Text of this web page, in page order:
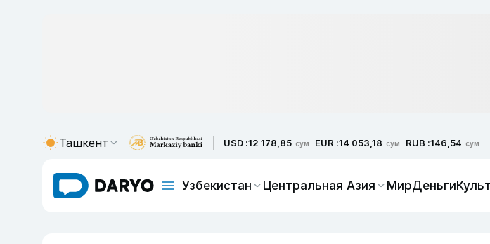
Ташкент USD :12 178,85 сум EUR :14 053,18 сум RUB :146,54 сум
Узбекистан Центральная Азия МирДеньги